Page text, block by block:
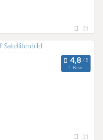
21
1 Bew.
21